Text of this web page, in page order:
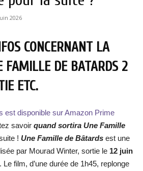
2026
CONCERNANT LA
FAMILLE DE BATARDS 2
ETC.
est disponible sur Amazon Prime
savoir quand sortira Une Famille
! Une Famille de Bâtards est une
par Mourad Winter, sortie le 12 juin
. Le film, d’une durée de 1h45, replonge